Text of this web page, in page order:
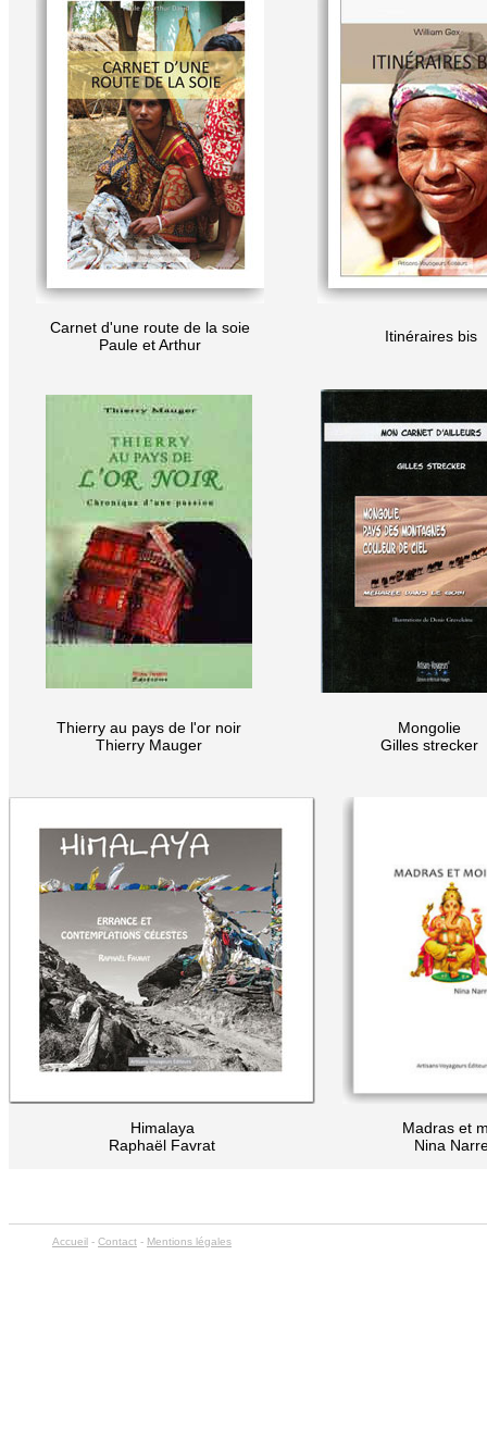
Carnet d'une route de la soie
Paule et Arthur
Itinéraires bis
Thierry au pays de l'or noir
Thierry Mauger
Mongolie
Gilles strecker
Himalaya
Raphaël Favrat
Madras et
Nina
Accueil - Contact - Mentions légales